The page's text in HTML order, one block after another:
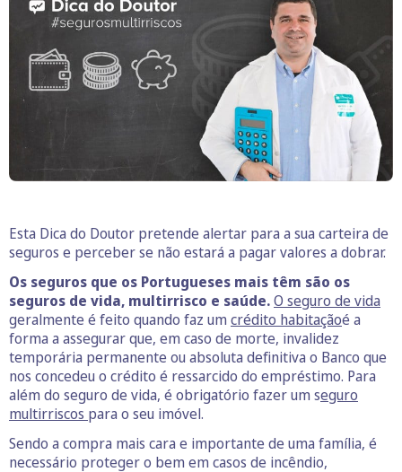
Esta Dica do Doutor pretende alertar para a sua carteira de
seguros e perceber se não estará a pagar valores a dobrar.
Os seguros que os Portugueses mais têm são os
seguros de vida, multirrisco e saúde.O seguro de vida
geralmente é feito quando faz um crédito habitaçãoé a
forma a assegurar que, em caso de morte, invalidez
temporária permanente ou absoluta definitiva o Banco que
nos concedeu o crédito é ressarcido do empréstimo. Para
além do seguro de vida, é obrigatório fazer um seguro
multirriscos para o seu imóvel.
Sendo a compra mais cara e importante de uma família, é
necessário proteger o bem em casos de incêndio,